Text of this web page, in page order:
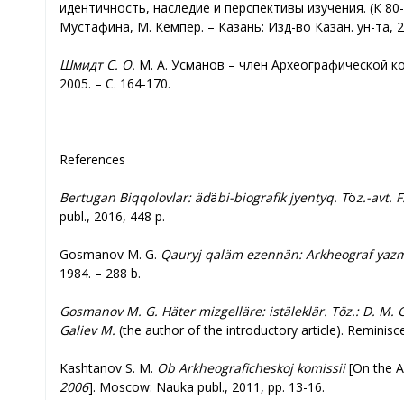
идентичность, наследие и перспективы изучения. (К
Мустафина, М. Кемпер. – Казань: Изд-во Казан. ун-та,
Шмидт С. О. М. А. Усманов – член Археографической
2005. – С. 164-170.
References
Bertugan Biqqolovlar: ädäbi-biografik jyentyq. Töz.-avt.
publ., 2016, 448 p.
Gosmanov M. G. Qauryj qaläm ezennän: Arkheograf
1984. – 288 b.
Gosmanov M. G. Häter mizgelläre: istäleklär. Töz.: D. M.
Galiev M. (the author of the introductory article).
Kashtanov S. M. Ob Arkheograficheskoj komissii[On the
2006]. Moscow: Nauka publ., 2011, pp. 13-16.